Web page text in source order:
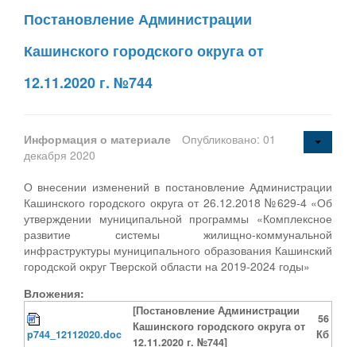
Постановление Администрации
Кашинского городского округа от
12.11.2020 г. №744
Информация о материале
Опубликовано: 01
декабря 2020
О внесении изменений в постановление Администрации
Кашинского городского округа от 26.12.2018 №629-4 «Об
утверждении муниципальной программы «Комплексное
развитие системы жилищно-коммунальной
инфраструктуры муниципального образования Кашинский
городской округ Тверской области на 2019-2024 годы»
Вложения:
p744_12112020.doc
[Постановление Администрации
Кашинского городского округа от
12.11.2020 г. №744]
56
Кб